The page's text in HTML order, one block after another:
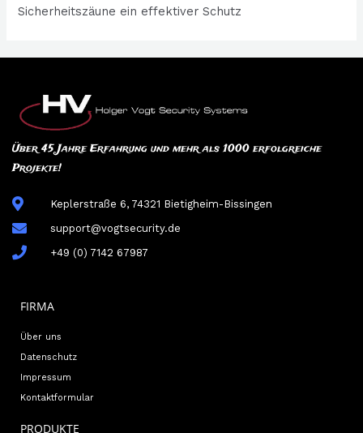
Sicherheitszäune ein effektiver Schutz
Über 45 Jahre Erfahrung und mehr als 1000 erfolgreiche
Projekte!
Keplerstraße 6, 74321 Bietigheim-Bissingen
support@vogtsecurity.de
+49 (0) 7142 67987
FIRMA
Über uns
Datenschutz
Impressum
Kontaktformular
PRODUKTE